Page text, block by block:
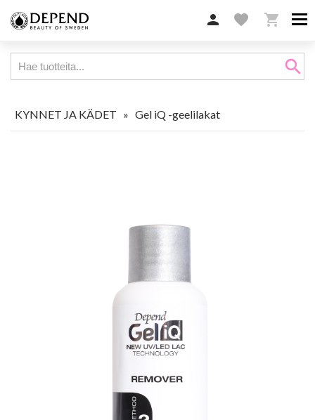
 favorite 
search
KYNNET JA KÄDET » Gel iQ -geelilakat